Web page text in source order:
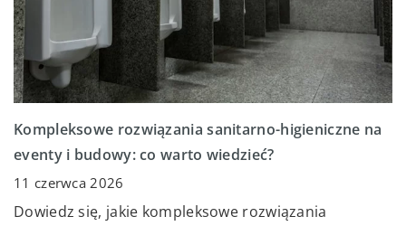
Kompleksowe rozwiązania sanitarno-higieniczne na
eventy i budowy: co warto wiedzieć?
11 czerwca 2026
Dowiedz się, jakie kompleksowe rozwiązania